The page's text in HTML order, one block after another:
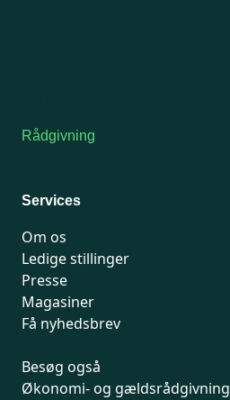
Rådgivning
Services
Om os
Ledige stillinger
Presse
Magasiner
Få nyhedsbrev
Besøg også
Økonomi- og gældsrådgivning